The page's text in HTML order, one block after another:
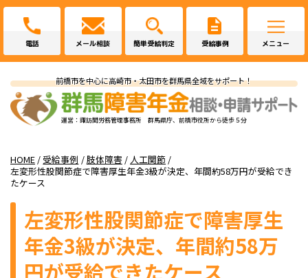
電話 メール相談 簡単受給判定 受給事例 メニュー
前橋市を中心に高崎市・太田市を群馬県全域をサポート！
運営：諏訪間労務管理事務所 群馬県庁、前橋市役所から徒歩５分
HOME / 受給事例 /肢体障害 / 人工関節 /
左変形性股関節症で障害厚生年金3級が決定、年間約58万円が受給でき
たケース
左変形性股関節症で障害厚生
年金3級が決定、年間約58万
円が受給できたケース